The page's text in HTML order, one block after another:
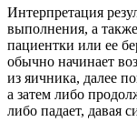
Интерпретация
выполнения, а
пациентки или ее
обычно начинает
из яичника, далее
а затем либо
либо падает, давая